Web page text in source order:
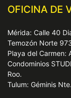
OFICINA DE
Mérida: Calle 40
Temozón Norte
Playa del Carmen:
Condominios
Roo.
Tulum: Géminis